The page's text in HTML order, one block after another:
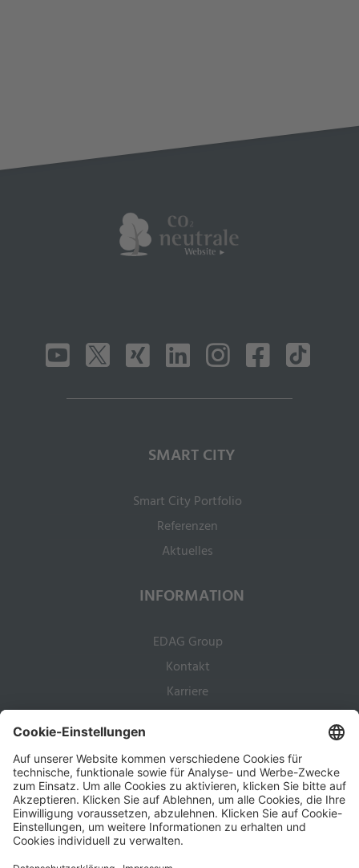
SMART CITY
Smart City Portfolio
Referenzen
Aktuelles
INFORMATION
EDAG Group
Kontakt
Karriere
RECHTLICHES
Impressum
Datenschutz
Hinweise für Geschäftspartner